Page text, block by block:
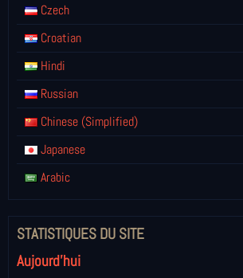
Czech
Croatian
Hindi
Russian
Chinese (Simplified)
Japanese
Arabic
STATISTIQUES DU SITE
Aujourd'hui